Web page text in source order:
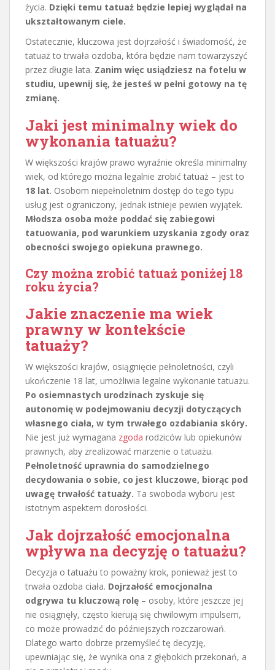
życia. Dzięki temu tatuaż będzie lepiej wyglądał na
ukształtowanym ciele.
Ostatecznie, kluczowa jest dojrzałość i świadomość, że
tatuaż to trwała ozdoba, która będzie nam towarzyszyć
przez długie lata. Zanim więc usiądziesz na fotelu w
studiu, upewnij się, że jesteś w pełni gotowy na tę
zmianę.
Jaki jest minimalny wiek do
wykonania tatuażu?
W większości krajów prawo wyraźnie określa minimalny
wiek, od którego można legalnie zrobić tatuaż – jest to
18 lat. Osobom niepełnoletnim dostęp do tego typu
usług jest ograniczony, jednak istnieje pewien wyjątek.
Młodsza osoba może poddać się zabiegowi
tatuowania, pod warunkiem uzyskania zgody oraz
obecności swojego opiekuna prawnego.
Czy można zrobić tatuaż poniżej 18
roku życia?
Jakie znaczenie ma wiek
prawny w kontekście
tatuaży?
W większości krajów, osiągnięcie pełnoletności, czyli
ukończenie 18 lat, umożliwia legalne wykonanie tatuażu.
Po osiemnastych urodzinach zyskuje się
autonomię w podejmowaniu decyzji dotyczących
własnego ciała, w tym trwałego ozdabiania skóry.
Nie jest już wymagana zgoda rodziców lub opiekunów
prawnych, aby zrealizować marzenie o tatuażu.
Pełnoletność uprawnia do samodzielnego
decydowania o sobie, co jest kluczowe, biorąc pod
uwagę trwałość tatuaży. Ta swoboda wyboru jest
istotnym aspektem dorosłości.
Jak dojrzałość emocjonalna
wpływa na decyzję o tatuażu?
Decyzja o tatuażu to poważny krok, ponieważ jest to
trwała ozdoba ciała. Dojrzałość emocjonalna
odgrywa tu kluczową rolę – osoby, które jeszcze jej
nie osiągnęły, często kierują się chwilowym impulsem,
co może prowadzić do późniejszych rozczarowań.
Dlatego warto dobrze przemyśleć tę decyzję,
upewniając się, że wynika ona z głębokich przekonań, a